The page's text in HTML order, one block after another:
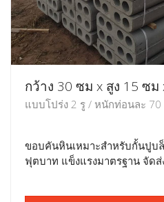
กว้าง 30 ซม x สูง 15 ซ
แบบโปร่ง 2 รู / หนักท่อนละ 70
ขอบคันหินเหมาะสำหรับกั้นปูบ
ฟุตบาท แข็งแรงมาตรฐาน จัดส่